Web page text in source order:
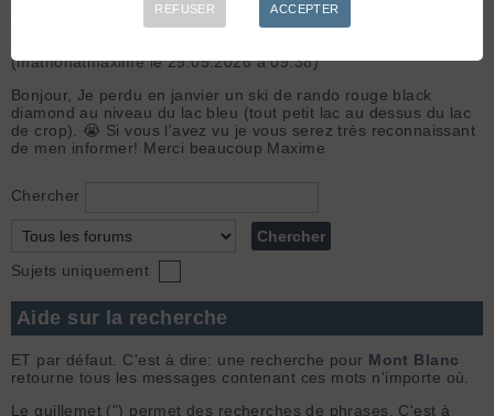
j'ai eu une grosse galère). Merci beaucoup.
(mathonatmaxime le 29.05.2026 à 09:38)
Bonjour, Je perdu en janvier un ski de rando rouge black
diamond au niveau du lac bleu (tout petit lac au dessus du lac
de crop). 😭 Si vous l'avez vu je vous serez très reconnaissant
de men informer! Merci beaucoup Maxime
Chercher
Sujets uniquement
Aide sur la recherche
ET par défaut. C'est à dire: une recherche pour Mont Blanc
retourne tous les messages contenant ces mots n'importe où.
Le guillemet (") permet des recherches de phrases. C'est à
REFUSER ACCEPTER